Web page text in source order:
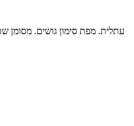
עתלית. מפת סימון גושים. מסומן שטח